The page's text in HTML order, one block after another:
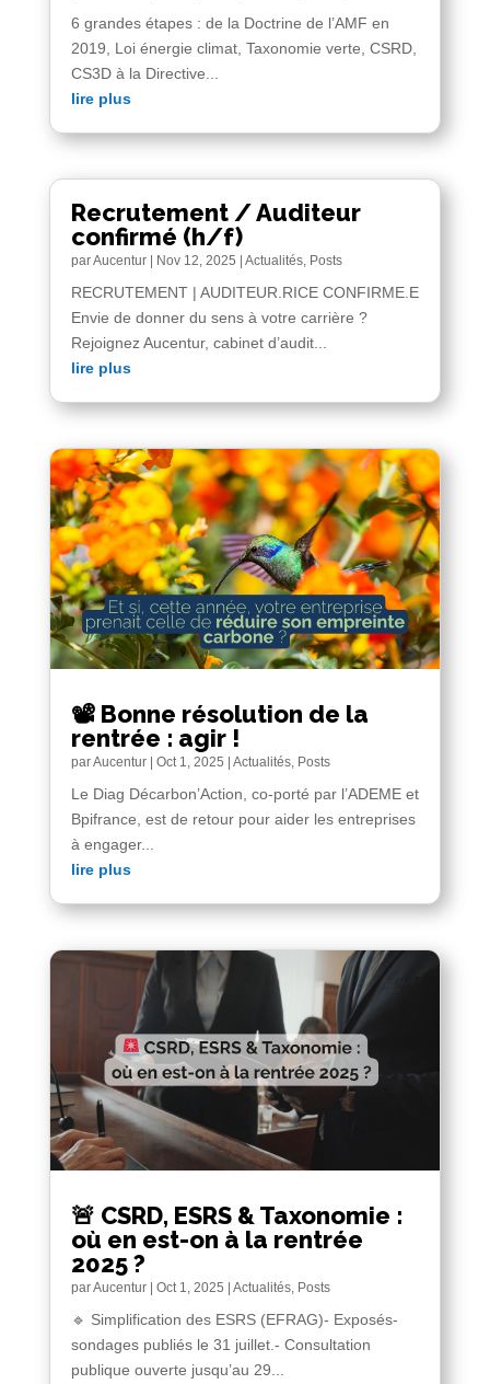
6 grandes étapes : de la Doctrine de l’AMF en
2019, Loi énergie climat, Taxonomie verte, CSRD,
CS3D à la Directive...
lire plus
Recrutement / Auditeur
confirmé (h/f)
parAucentur| Nov 12, 2025 Actualités, Posts
RECRUTEMENT | AUDITEUR.RICE CONFIRME.E
Envie de donner du sens à votre carrière ?
Rejoignez Aucentur, cabinet d’audit...
lire plus
📽️ Bonne résolution de la
rentrée : agir !
parAucentur| Oct 1, 2025 | Actualités, Posts
Le Diag Décarbon’Action, co-porté par l’ADEME et
Bpifrance, est de retour pour aider les entreprises
à engager...
lire plus
🚨 CSRD, ESRS & Taxonomie :
où en est-on à la rentrée
2025 ?
parAucentur| Oct 1, 2025 | Actualités, Posts
🔹 Simplification des ESRS (EFRAG)- Exposés-
sondages publiés le 31 juillet.- Consultation
publique ouverte jusqu’au 29...